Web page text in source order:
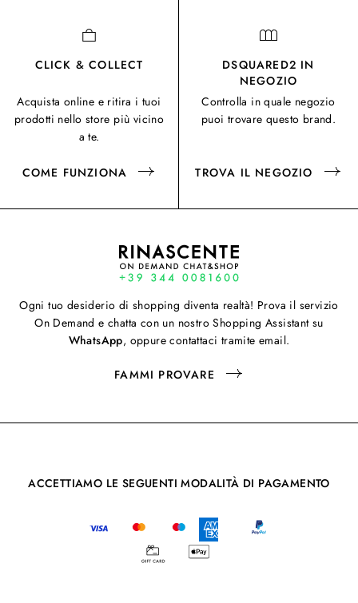
CLICK & COLLECT
Acquista online e ritira i tuoi
prodotti nello store più vicino
a te.
COME FUNZIONA
DSQUARED2 IN
NEGOZIO
Controlla in quale negozio
puoi trovare questo brand.
TROVA IL NEGOZIO
Ogni tuo desiderio di shopping diventa realtà! Prova il servizio
On Demand e chatta con un nostro Shopping Assistant su
WhatsApp, oppure contattaci tramite email.
FAMMI PROVARE
ACCETTIAMO LE SEGUENTI MODALITÀ DI PAGAMENTO